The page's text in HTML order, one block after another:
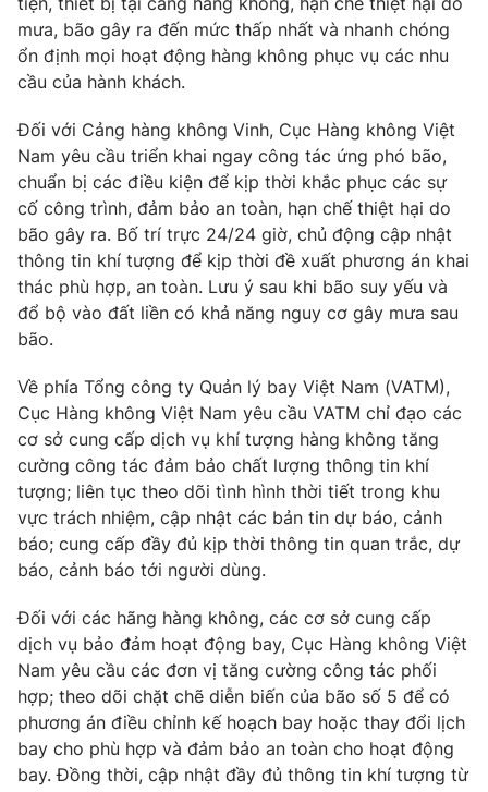
VTV Sức khoẻ Bất động sản
VTV4 Vươn mình bằng AI
VTV9 VTV8
Liên hệ tòa soạn English
THỜI BÁO VTV
Theo dõi báo trên
Cơ quan chủ quản:Đài Truyền hình Việt Nam
Cơ quan báo chí:
Thời báo VTV
Giấy phép hoạt động báo in và báo điện tử số 483/GP-BTTTT
cấp ngày 29/12/2023
Tổng Biên tập:Vũ Thanh Thủy
Phó Tổng Biên tập:Nguyễn Thị Mỹ Hạnh, Phạm Quốc Thắng,
Nguyễn Trọng Ninh
Tổng đài VTV:024.38 355 931 - 024.38 355 932
mưa, bão gây ra đến mức thấp nhất và nhanh chóng
ổn định mọi hoạt động hàng không phục vụ các nhu
cầu của hành khách.
Đối với Cảng hàng không Vinh, Cục Hàng không Việt
Nam yêu cầu triển khai ngay công tác ứng phó bão,
chuẩn bị các điều kiện để kịp thời khắc phục các sự
cố công trình, đảm bảo an toàn, hạn chế thiệt hại do
bão gây ra. Bố trí trực 24/24 giờ, chủ động cập nhật
thông tin khí tượng để kịp thời đề xuất phương án khai
thác phù hợp, an toàn. Lưu ý sau khi bão suy yếu và
đổ bộ vào đất liền có khả năng nguy cơ gây mưa sau
bão.
Về phía Tổng công ty Quản lý bay Việt Nam (VATM),
Cục Hàng không Việt Nam yêu cầu VATM chỉ đạo các
cơ sở cung cấp dịch vụ khí tượng hàng không tăng
cường công tác đảm bảo chất lượng thông tin khí
tượng; liên tục theo dõi tình hình thời tiết trong khu
vực trách nhiệm, cập nhật các bản tin dự báo, cảnh
báo; cung cấp đầy đủ kịp thời thông tin quan trắc, dự
báo, cảnh báo tới người dùng.
Đối với các hãng hàng không, các cơ sở cung cấp
dịch vụ bảo đảm hoạt động bay, Cục Hàng không Việt
Nam yêu cầu các đơn vị tăng cường công tác phối
hợp; theo dõi chặt chẽ diễn biến của bão số 5 để có
phương án điều chỉnh kế hoạch bay hoặc thay đổi lịch
bay cho phù hợp và đảm bảo an toàn cho hoạt động
bay. Đồng thời, cập nhật đầy đủ thông tin khí tượng từ